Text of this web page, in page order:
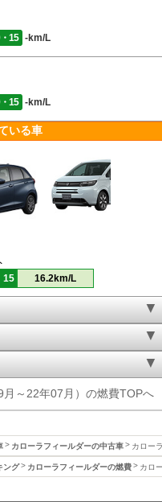
15 -km/L
15 -km/L
いる車
15 16.2km/L
～22年07月）の燃費TOPへ
カローラフィールダーの中古車 カロー
ング カローラフィールダーの燃費 カロ